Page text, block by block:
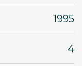
1995
4